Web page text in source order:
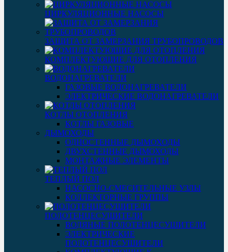
ЦИРКУЛЯЦИОННЫЕ НАСОСЫ
ЗАЩИТА ОТ ЗАМЕРЗАНИЯ ТРУБОПРОВОДОВ
КОМПЛЕКТУЮЩИЕ ДЛЯ ОТОПЛЕНИЯ
ВОДОНАГРЕВАТЕЛИ
ГАЗОВЫЕ ВОДОНАГРЕВАТЕЛИ
ЭЛЕКТРИЧЕСКИЕ ВОДОНАГРЕВАТЕЛИ
КОТЛЫ ОТОПЛЕНИЯ
КОТЛЫ ГАЗОВЫЕ
ДЫМОХОДЫ
ОДНОСТЕННЫЕ ДЫМОХОДЫ
ДВУХСТЕННЫЕ ДЫМОХОДЫ
МОНТАЖНЫЕ ЭЛЕМЕНТЫ
ТЕПЛЫЙ ПОЛ
НАСОСНО-СМЕСИТЕЛЬНЫЕ УЗЛЫ
КОЛЛЕКТОРНЫЕ ГРУППЫ
ПОЛОТЕНЦЕСУШИТЕЛИ
ВОДЯНЫЕ ПОЛОТЕНЦЕСУШИТЕЛИ
ЭЛЕКТРИЧЕСКИЕ
ПОЛОТЕНЦЕСУШИТЕЛИ